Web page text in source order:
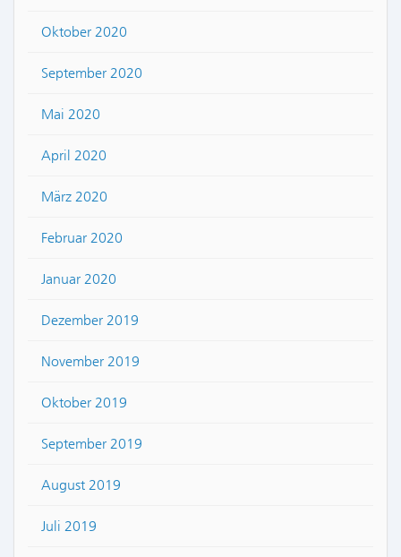
Oktober 2020
September 2020
Mai 2020
April 2020
März 2020
Februar 2020
Januar 2020
Dezember 2019
November 2019
Oktober 2019
September 2019
August 2019
Juli 2019